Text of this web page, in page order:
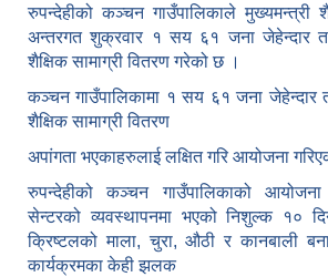
रुपन्देहीको कञ्चन गाउँपालिकाले मुख्यमन्त्री
अन्तरगत शुक्रवार १ सय ६१ जना जेहेन्दार तथा
शैक्षिक सामाग्री वितरण गरेको छ ।
कञ्चन गाउँपालिकामा १ सय ६१ जना जेहेन्दार
शैक्षिक सामाग्री वितरण
अपांगता भएकाहरुलाई लक्षित गरि आयोजना
रुपन्देहीको कञ्चन गाउँपालिकाको
सेन्टरको व्यवस्थापनमा भएको निशुल्क १०
क्रिष्टलको माला, चुरा, औठी र कानबाली
कार्यक्रमका केही झलक